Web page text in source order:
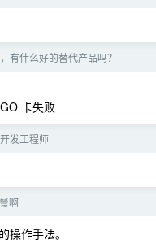
有什么好的替代产品吗？
卡失败
发工程师
啊
操作手法。